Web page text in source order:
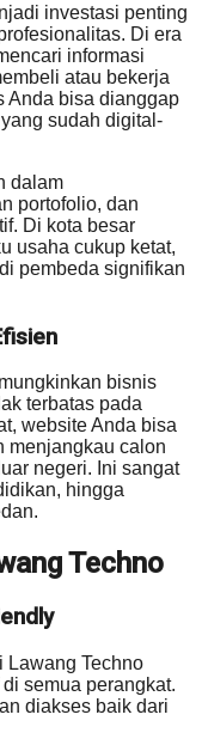
investasi penting
Di era
informasi
atau bekerja
Anda bisa dianggap
sudah digital-
dalam
portofolio, dan
Di kota besar
usaha cukup ketat,
pembeda signifikan
bisnis
terbatas pada
website Anda bisa
menjangkau calon
negeri. Ini sangat
hingga
Techno
Lawang Techno
semua perangkat.
diakses baik dari